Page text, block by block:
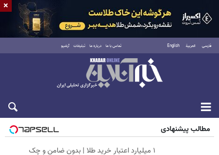
فارسی العربية English تماس با ما درباره ما تبلیغات آرشیو
جمعه ۱۶ مرداد ۱۴۰۵
مطالب پیشنهادی
۱ میلیارد اعتبار خرید طلا | بدون ضامن و چک
×